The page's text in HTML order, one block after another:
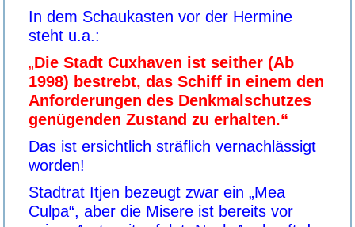
In dem Schaukasten vor der Hermine
steht u.a.:
„Die Stadt Cuxhaven ist seither (Ab
1998) bestrebt, das Schiff in einem den
Anforderungen des Denkmalschutzes
genügenden Zustand zu erhalten.“
Das ist ersichtlich sträflich vernachlässigt
worden!
Stadtrat Itjen bezeugt zwar ein „Mea
Culpa“, aber die Misere ist bereits vor